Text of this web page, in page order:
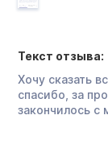
Текст отзыва:
Хочу сказать
спасибо, за
закончилось с